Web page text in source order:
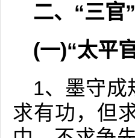
二、“三官
(一)“太平
1、墨守成
求有功，但